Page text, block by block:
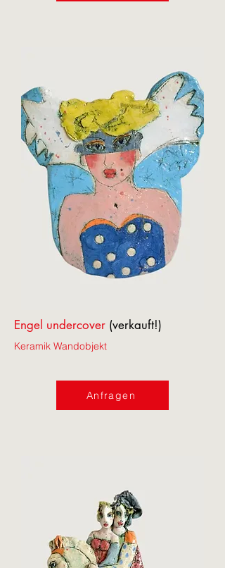
Engel undercover (verkauft!)
Keramik Wandobjekt
Anfragen